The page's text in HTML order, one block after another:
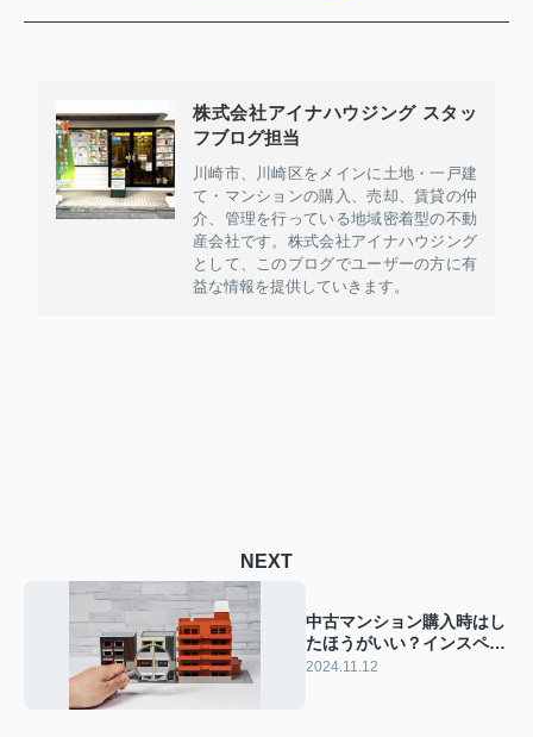
株式会社アイナハウジング スタッ
フブログ担当
川崎市、川崎区をメインに土地・一戸建
て・マンションの購入、売却、賃貸の仲
介、管理を行っている地域密着型の不動
産会社です。株式会社アイナハウジング
として、このブログでユーザーの方に有
益な情報を提供していきます。
NEXT
中古マンション購入時はし
たほうがいい？インスペク
ションについて解説
2024.11.12